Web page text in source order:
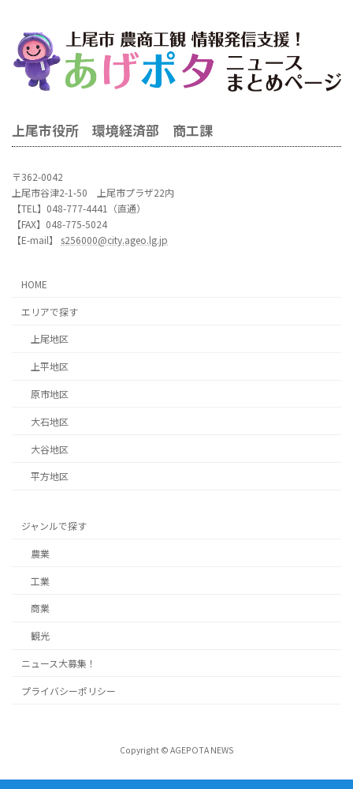
上尾市役所 環境経済部 商工課
〒362-0042
上尾市谷津2-1-50 上尾市プラザ22内
【TEL】048-777-4441（直通）
【FAX】048-775-5024
【E-mail】 s256000@city.ageo.lg.jp
HOME
エリアで探す
上尾地区
上平地区
原市地区
大石地区
大谷地区
平方地区
ジャンルで探す
農業
工業
商業
観光
ニュース大募集！
プライバシーポリシー
Copyright © AGEPOTA NEWS